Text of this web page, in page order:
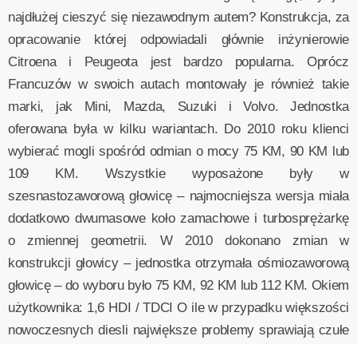
najdłużej cieszyć się niezawodnym autem? Konstrukcja, za
opracowanie której odpowiadali głównie inżynierowie
Citroena i Peugeota jest bardzo popularna. Oprócz
Francuzów w swoich autach montowały je również takie
marki, jak Mini, Mazda, Suzuki i Volvo. Jednostka
oferowana była w kilku wariantach. Do 2010 roku klienci
wybierać mogli spośród odmian o mocy 75 KM, 90 KM lub
109 KM. Wszystkie wyposażone były w
szesnastozaworową głowicę – najmocniejsza wersja miała
dodatkowo dwumasowe koło zamachowe i turbosprężarkę
o zmiennej geometrii. W 2010 dokonano zmian w
konstrukcji głowicy – jednostka otrzymała ośmiozaworową
głowicę – do wyboru było 75 KM, 92 KM lub 112 KM. Okiem
użytkownika: 1,6 HDI / TDCI O ile w przypadku większości
nowoczesnych diesli największe problemy sprawiają czułe